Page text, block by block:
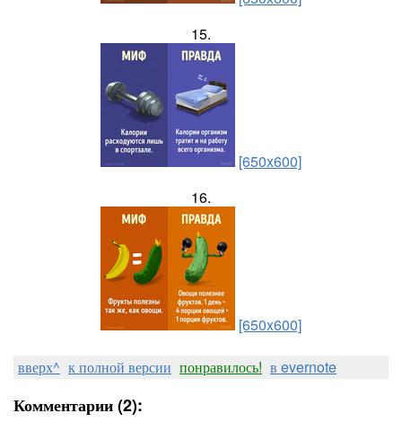
15.
[650x600]
16.
[650x600]
вверх^ к полной версии понравилось! в evernote
Комментарии (2):